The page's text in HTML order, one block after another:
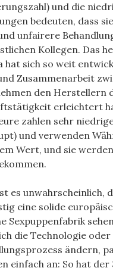
und die
bedeuten, dass
unfairere
Kollegen. Das
hat sich so weit
Zusammenarbeit
den Herstellern
erleichtert
zahlen sehr
und verwenden
Wert, und sie
es unwahrscheinlich,
eine solide
Sexpuppenfabrik
die Technologie
ändern,
einfach an: So hat